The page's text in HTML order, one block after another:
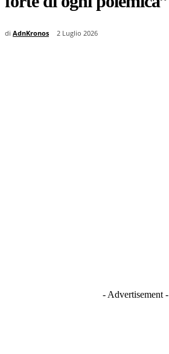
di AdnKronos 2 Luglio 2026
- Advertisement -